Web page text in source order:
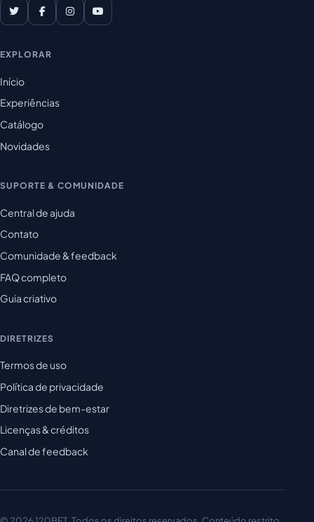
EXPLORAR
Início
Experiências
Catálogo
Novidades
SUPORTE & COMUNIDADE
Central de ajuda
Contato
Comunidade & feedback
FAQ completo
Guia criativo
DIRETRIZES
Termos de uso
Política de privacidade
Diretrizes de bem-estar
Licenças & créditos
Canal de feedback